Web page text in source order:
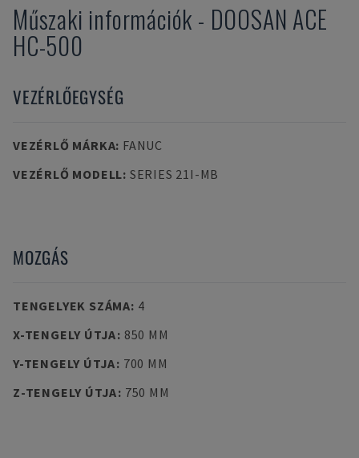
Műszaki információk - DOOSAN ACE
HC-500
VEZÉRLŐEGYSÉG
VEZÉRLŐ MÁRKA: FANUC
VEZÉRLŐ MODELL: SERIES 21I-MB
MOZGÁS
TENGELYEK SZÁMA: 4
X-TENGELY ÚTJA: 850 MM
Y-TENGELY ÚTJA: 700 MM
Z-TENGELY ÚTJA: 750 MM